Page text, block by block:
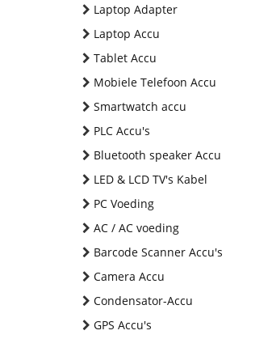
Laptop Adapter
Laptop Accu
Tablet Accu
Mobiele Telefoon Accu
Smartwatch accu
PLC Accu's
Bluetooth speaker Accu
LED & LCD TV's Kabel
PC Voeding
AC / AC voeding
Barcode Scanner Accu's
Camera Accu
Condensator-Accu
GPS Accu's